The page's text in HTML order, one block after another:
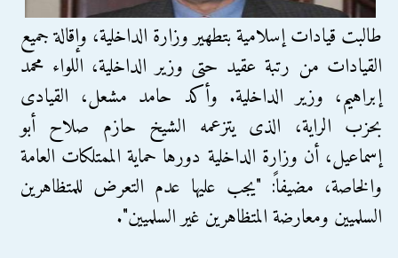
طالبت قيادات إسلامية بتطهير وزارة الداخلية، وإقالة جميع
القيادات من رتبة عقيد حتى وزير الداخلية، اللواء محمد
إبراهيم، وزير الداخلية. وأكد حامد مشعل، القيادى
بحزب الراية، الذى يتزعمه الشيخ حازم صلاح أبو
إسماعيل، أن وزارة الداخلية دورها حماية الممتلكات العامة
والخاصة، مضيفاً: "يجب عليها عدم التعرض للمتظاهرين
السلميين ومعارضة المتظاهرين غير السلميين".